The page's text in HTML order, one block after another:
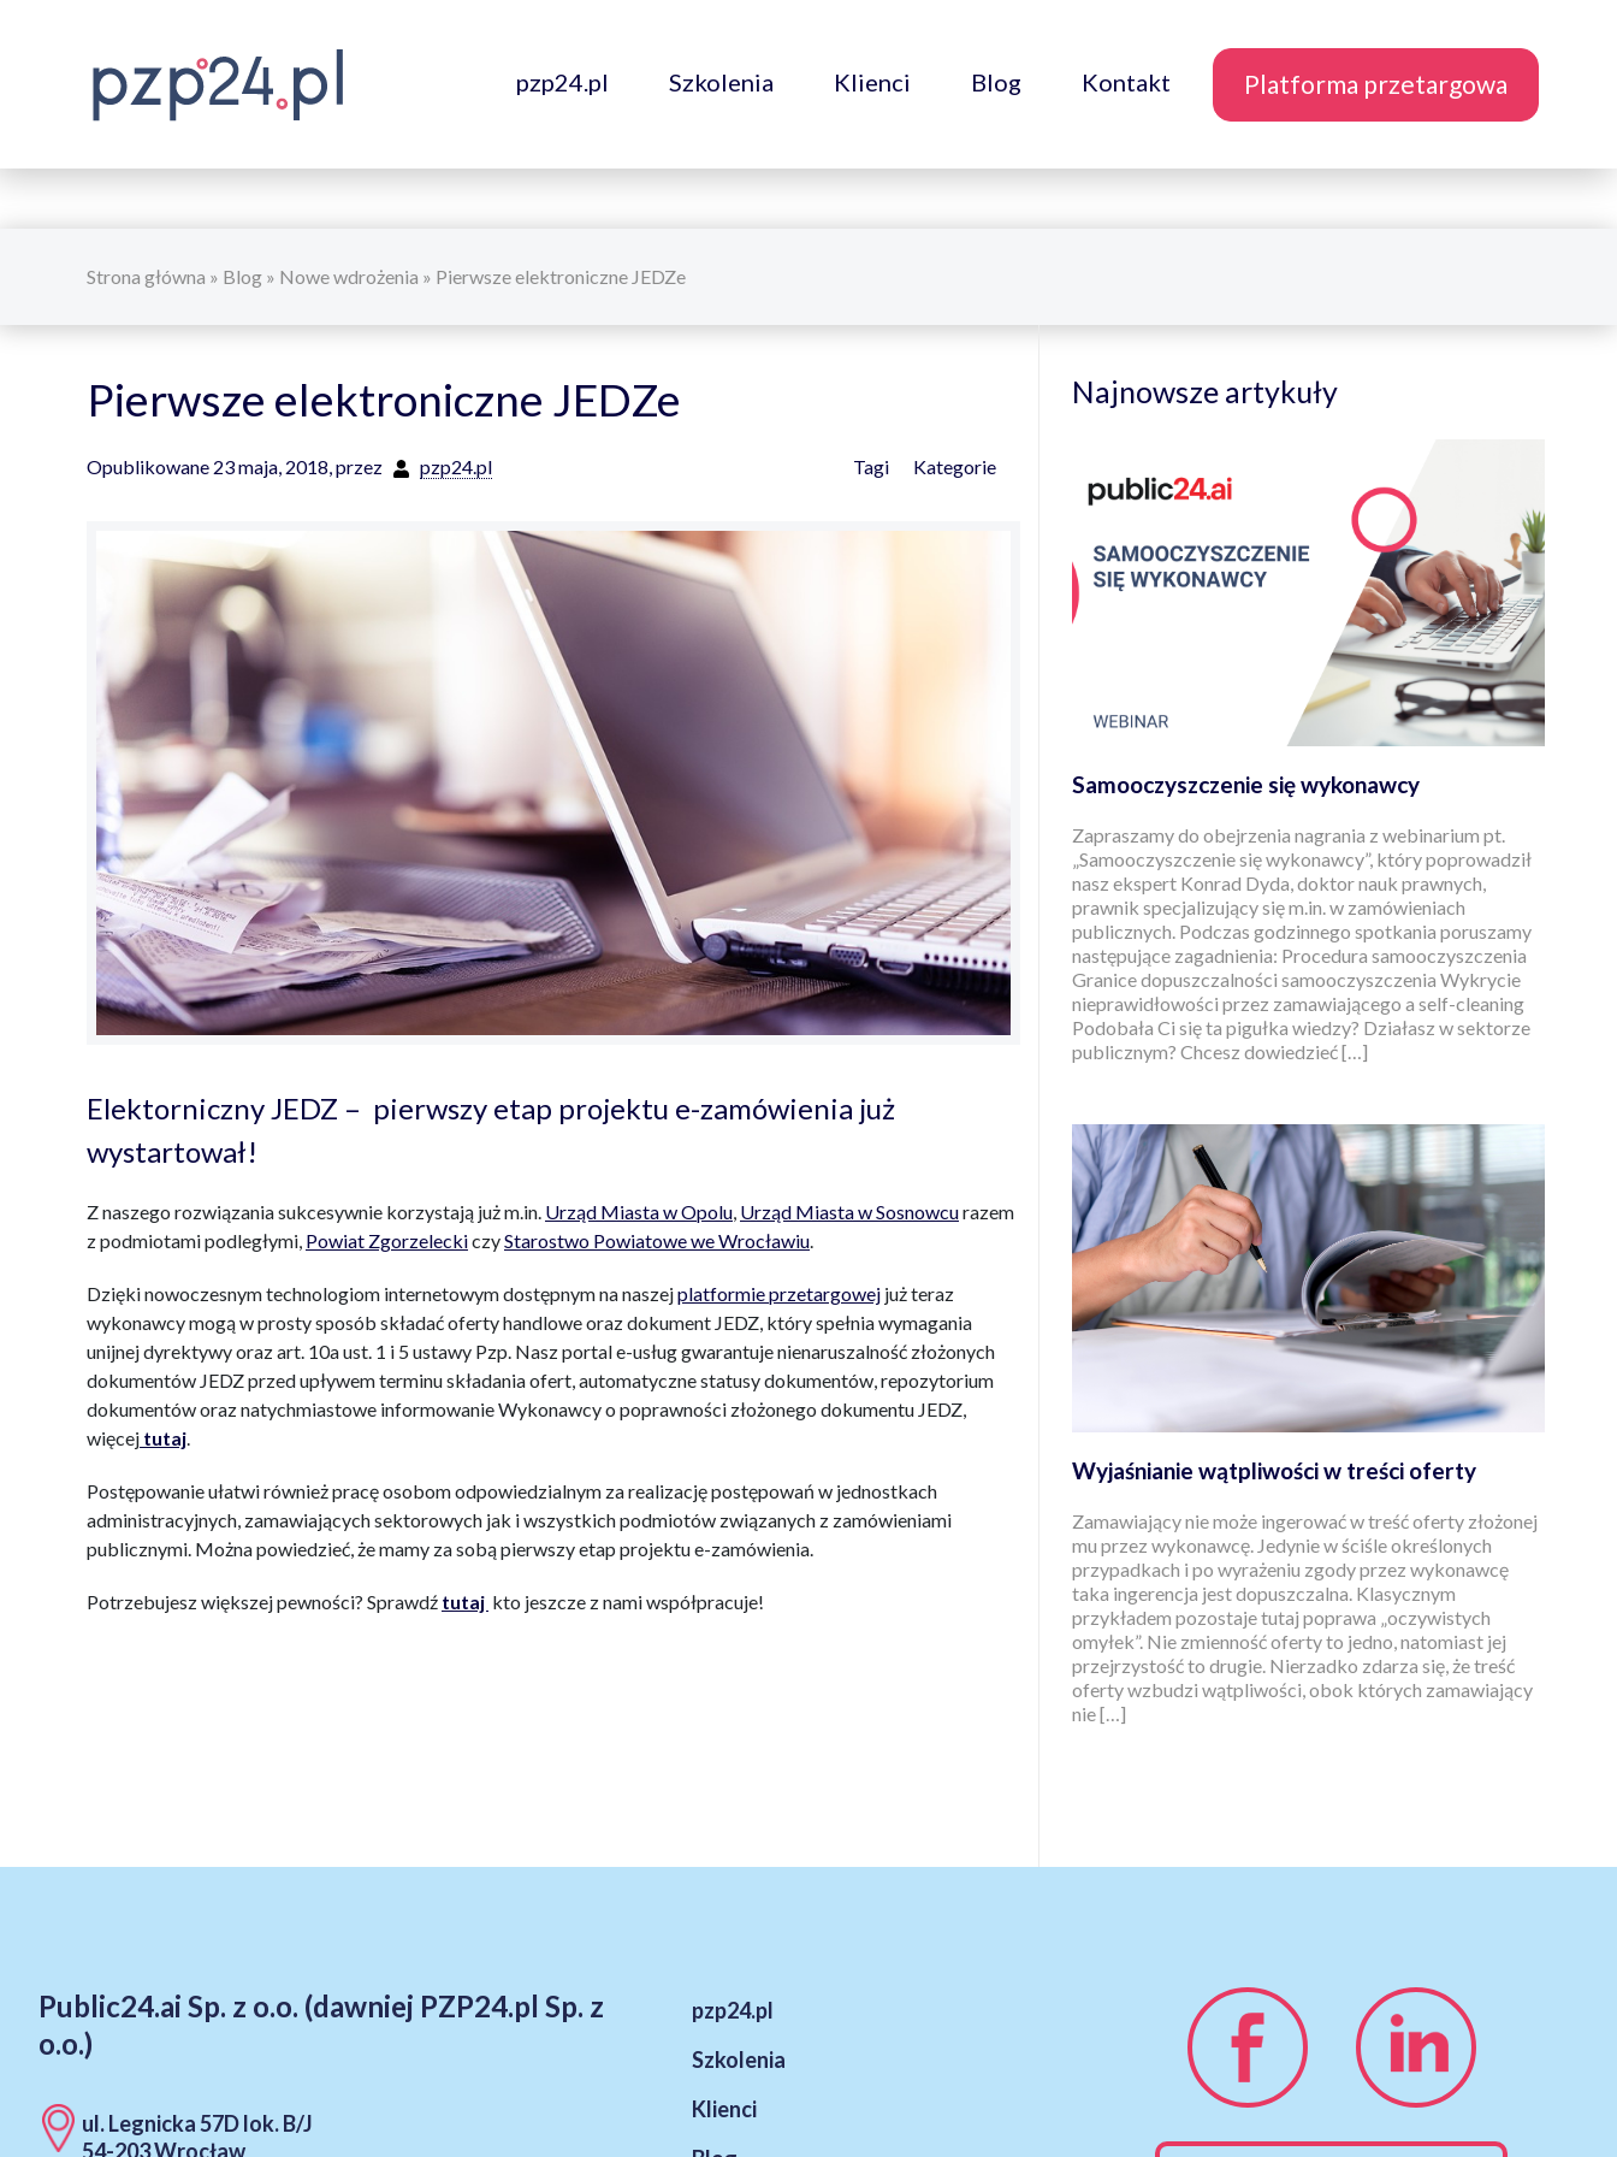
pzp24.pl Szkolenia Klienci Blog Kontakt Platforma przetargowa
Strona główna » Blog » Nowe wdrożenia » Pierwsze elektroniczne JEDZe
Pierwsze elektroniczne JEDZe
Opublikowane 23 maja, 2018,przez pzp24.pl Tagi Kategorie
Elektorniczny JEDZ – pierwszy etap projektu e-zamówienia już
wystartował!
Z naszego rozwiązania sukcesywnie korzystają już m.in. Urząd Miasta w Opolu, Urząd Miasta w Sosnowcurazem
z podmiotami podległymi, Powiat ZgorzeleckiczyStarostwo Powiatowe we Wrocławiu.
Dzięki nowoczesnym technologiom internetowym dostępnym na naszejplatformie przetargowej już teraz
wykonawcy mogą w prosty sposób składać oferty handlowe oraz dokument JEDZ, który spełnia wymagania
unijnej dyrektywy oraz art. 10a ust. 1 i 5 ustawy Pzp. Nasz portal e-usług gwarantuje nienaruszalność złożonych
dokumentów JEDZ przed upływem terminu składania ofert, automatyczne statusy dokumentów, repozytorium
dokumentów oraz natychmiastowe informowanie Wykonawcy o poprawności złożonego dokumentu JEDZ,
więcej tutaj.
Postępowanie ułatwi również pracę osobom odpowiedzialnym za realizację postępowań w jednostkach
administracyjnych, zamawiających sektorowych jak i wszystkich podmiotów związanych z zamówieniami
publicznymi. Można powiedzieć, że mamy za sobą pierwszy etap projektu e-zamówienia.
Potrzebujesz większej pewności? Sprawdź tutaj kto jeszcze z nami współpracuje!
Najnowsze artykuły
Samooczyszczenie się wykonawcy
Zapraszamy do obejrzenia nagrania z webinarium pt.
„Samooczyszczenie się wykonawcy”, który poprowadził
nasz ekspert Konrad Dyda, doktor nauk prawnych,
prawnik specjalizujący się m.in. w zamówieniach
publicznych. Podczas godzinnego spotkania poruszamy
następujące zagadnienia: Procedura samooczyszczenia
Granice dopuszczalności samooczyszczenia Wykrycie
nieprawidłowości przez zamawiającego a self-cleaning
Podobała Ci się ta pigułka wiedzy? Działasz w sektorze
publicznym? Chcesz dowiedzieć […]
Wyjaśnianie wątpliwości w treści oferty
Zamawiający nie może ingerować w treść oferty złożonej
mu przez wykonawcę. Jedynie w ściśle określonych
przypadkach i po wyrażeniu zgody przez wykonawcę
taka ingerencja jest dopuszczalna. Klasycznym
przykładem pozostaje tutaj poprawa „oczywistych
omyłek”. Nie zmienność oferty to jedno, natomiast jej
przejrzystość to drugie. Nierzadko zdarza się, że treść
oferty wzbudzi wątpliwości, obok których zamawiający
nie […]
Public24.ai Sp. z o.o. (dawniej PZP24.pl Sp. z
o.o.)
ul. Legnicka 57D lok. B/J
54-203 Wrocław
pzp24.pl
Szkolenia
Klienci
LinkedIn